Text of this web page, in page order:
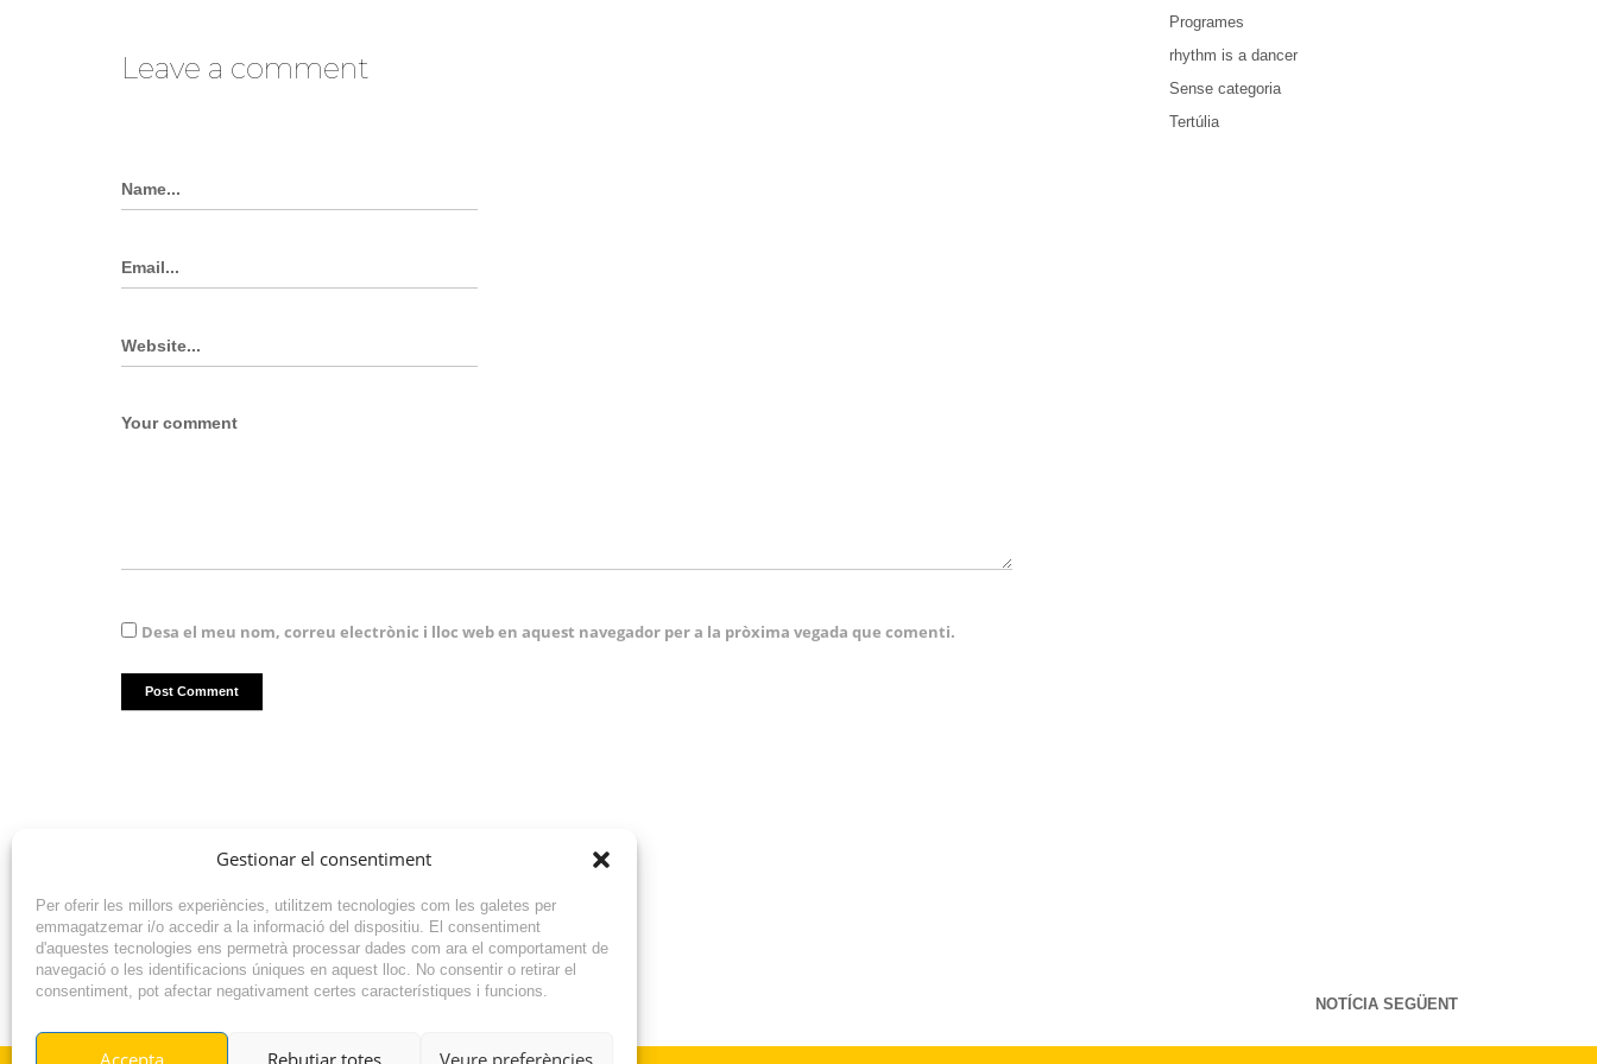
Gestionar el consentiment
Per oferir les millors experiències, utilitzem tecnologies com les galetes per
emmagatzemar i/o accedir a la informació del dispositiu. El consentiment
d'aquestes tecnologies ens permetrà processar dades com ara el comportament de
navegació o les identificacions úniques en aquest lloc. No consentir o retirar el
consentiment, pot afectar negativament certes característiques i funcions.
Accepta Rebutjar totes Veure preferències
Leave a comment
Desa el meu nom, correu electrònic i lloc web en aquest navegador per a la pròxima vegada que comenti.
Programes
rhythm is a dancer
Sense categoria
Tertúlia
NOTÍCIA ANTERIOR NOTÍCIA SEGÜENT